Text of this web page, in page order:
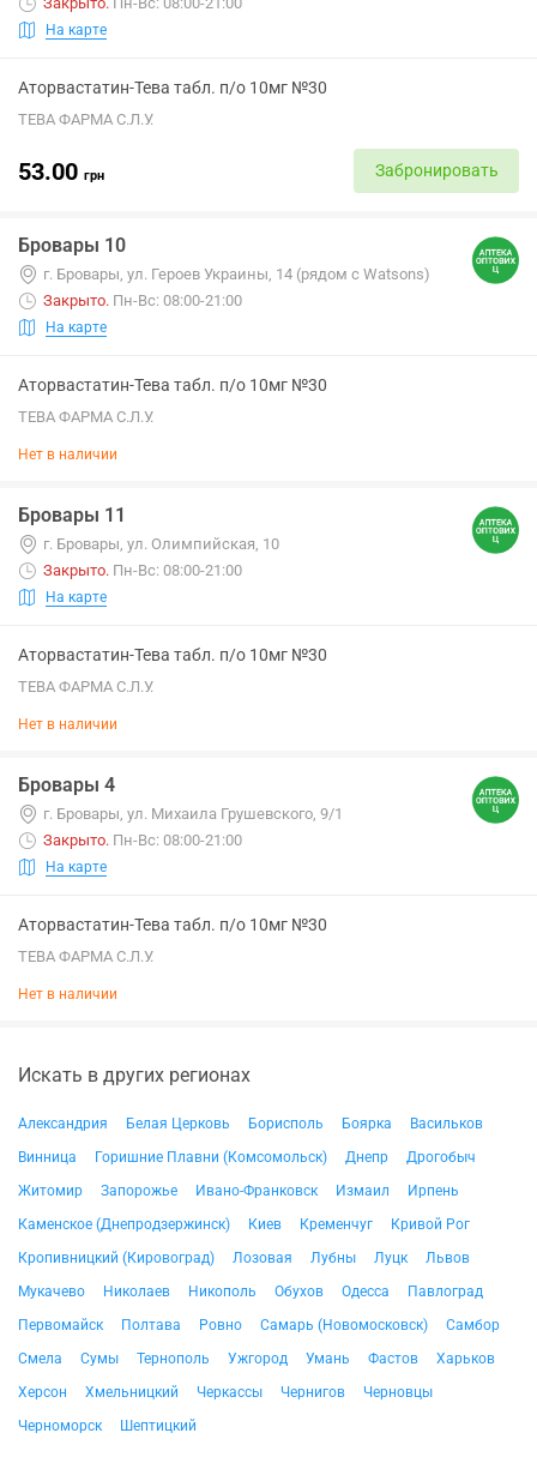
На карте
Аторвастатин-Тева табл. п/о 10мг №30
ТЕВА ФАРМА С.Л.У.
53.00 грн Забронировать
Бровары 10
г. Бровары, ул. Героев Украины, 14 (рядом с Watsons)
Закрыто. Пн-Вс: 08:00-21:00
На карте
Аторвастатин-Тева табл. п/о 10мг №30
ТЕВА ФАРМА С.Л.У.
Нет в наличии
Бровары 11
г. Бровары, ул. Олимпийская, 10
Закрыто. Пн-Вс: 08:00-21:00
На карте
Аторвастатин-Тева табл. п/о 10мг №30
ТЕВА ФАРМА С.Л.У.
Нет в наличии
Бровары 4
г. Бровары, ул. Михаила Грушевского, 9/1
Закрыто. Пн-Вс: 08:00-21:00
На карте
Аторвастатин-Тева табл. п/о 10мг №30
ТЕВА ФАРМА С.Л.У.
Нет в наличии
Искать в других регионах
Александрия Белая Церковь Борисполь Боярка
Васильков
Винница
Горишние Плавни (Комсомольск) Днепр
Дрогобыч
Житомир
Запорожье Ивано-Франковск Измаил
Ирпень
Каменское (Днепродзержинск)
Киев Кременчуг
Кривой Рог
Кропивницкий (Кировоград)
Лозовая Лубны Луцк
Львов
Мукачево
Николаев Никополь Обухов Одесса
Павлоград
Первомайск
Полтава Ровно Самарь (Новомосковск)
Самбор
Смела
Сумы Тернополь Ужгород Умань Фастов
Харьков
Херсон
Хмельницкий Черкассы Чернигов
Черновцы
Черноморск
Шептицкий